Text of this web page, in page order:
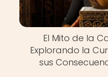
El Mito de la
Explorando la
sus